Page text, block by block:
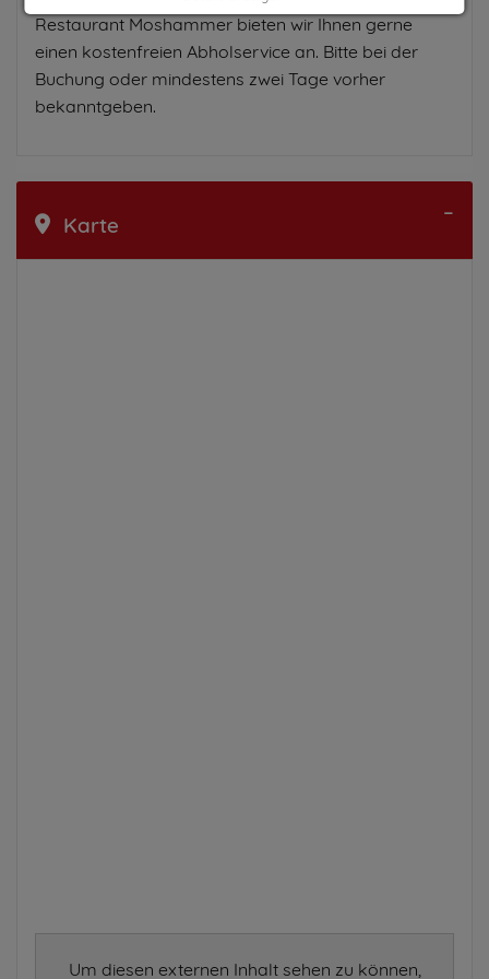
Restaurant Moshammer bieten wir Ihnen gerne
einen kostenfreien Abholservice an. Bitte bei der
Buchung oder mindestens zwei Tage vorher
bekanntgeben.
Karte
Um diesen externen Inhalt sehen zu können,